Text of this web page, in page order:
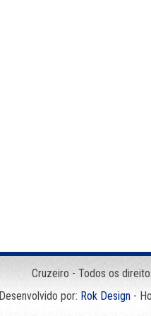
Cruzeiro - Todos os
Desenvolvido por: Rok Design-